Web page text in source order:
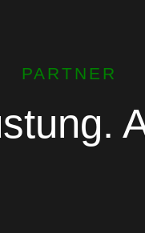
PARTNER